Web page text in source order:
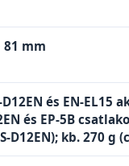
81 mm
D12EN és EN-
és EP-5B
D12EN); kb. 270 g